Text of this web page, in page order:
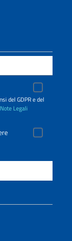
del GDPR e del
Note Legali